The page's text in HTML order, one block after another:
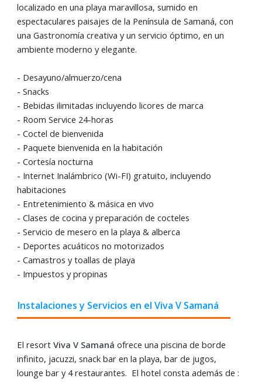
localizado en una playa maravillosa, sumido en
espectaculares paisajes de la Península de Samaná, con
una Gastronomía creativa y un servicio óptimo, en un
ambiente moderno y elegante.
- Desayuno/almuerzo/cena
- Snacks
- Bebidas ilimitadas incluyendo licores de marca
- Room Service 24-horas
- Coctel de bienvenida
- Paquete bienvenida en la habitación
- Cortesía nocturna
- Internet Inalámbrico (Wi-FI) gratuito, incluyendo
habitaciones
- Entretenimiento & másica en vivo
- Clases de cocina y preparación de cocteles
- Servicio de mesero en la playa & alberca
- Deportes acuáticos no motorizados
- Camastros y toallas de playa
- Impuestos y propinas
Instalaciones y Servicios en el Viva V Samaná
El resortViva V Samanáofrece una piscina de borde
infinito, jacuzzi, snack bar en la playa, bar de jugos,
lounge bar y 4 restaurantes. El hotel consta además de :